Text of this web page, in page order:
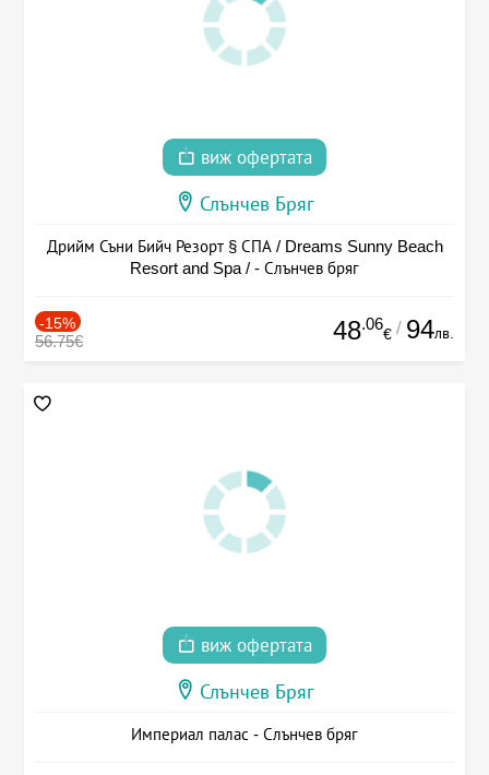
виж офертата
Слънчев Бряг
Дрийм Съни Бийч Резорт § СПА / Dreams Sunny Beach
Resort and Spa / - Слънчев бряг
-15%
56.75€ 48.06
€ / 94лв.
виж офертата
Слънчев Бряг
Империал палас - Слънчев бряг